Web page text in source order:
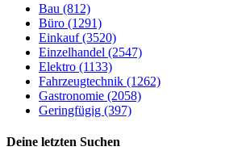
Bau (812)
Büro (1291)
Einkauf (3520)
Einzelhandel (2547)
Elektro (1133)
Fahrzeugtechnik (1262)
Gastronomie (2058)
Geringfügig (397)
Deine letzten Suchen